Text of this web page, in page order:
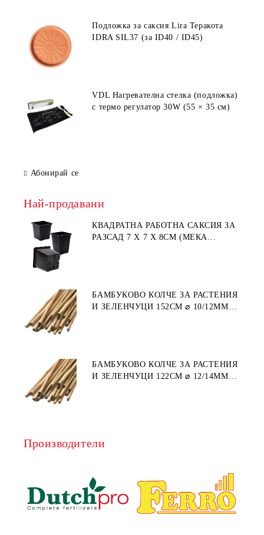
Подложка за саксия Lira Теракота
IDRA SIL37 (за ID40 / ID45)
VDL Нагревателна стелка (подложка)
с термо регулатор 30W (55 × 35 см)
Абонирай се
Най-продавани
КВАДРАТНА РАБОТНА САКСИЯ ЗА
РАЗСАД 7 X 7 X 8СМ (МЕКА
БАМБУКОВО КОЛЧЕ ЗА РАСТЕНИЯ
И ЗЕЛЕНЧУЦИ 152СМ ⌀ 10/12ММ
БАМБУКОВО КОЛЧЕ ЗА РАСТЕНИЯ
И ЗЕЛЕНЧУЦИ 122СМ ⌀ 12/14ММ
Производители